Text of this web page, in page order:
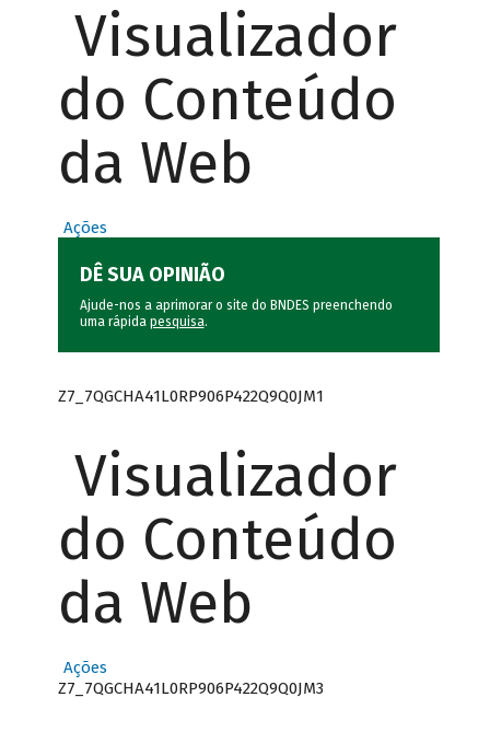
Visualizador
do Conteúdo
da Web
Ações
DÊ SUA OPINIÃO
Ajude-nos a aprimorar o site do BNDES preenchendo
uma rápida pesquisa.
Z7_7QGCHA41L0RP906P422Q9Q0JM1
Visualizador
do Conteúdo
da Web
Ações
Z7_7QGCHA41L0RP906P422Q9Q0JM3